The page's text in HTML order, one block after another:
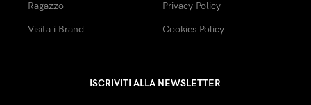
Ragazzo
Visita i Brand
Privacy Policy
Cookies Policy
ISCRIVITI ALLA NEWSLETTER